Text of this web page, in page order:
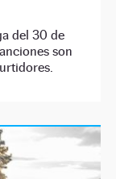
del 30 de
son